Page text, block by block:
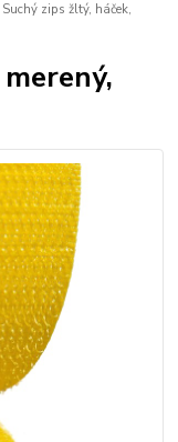
Suchý zips žltý, háček,